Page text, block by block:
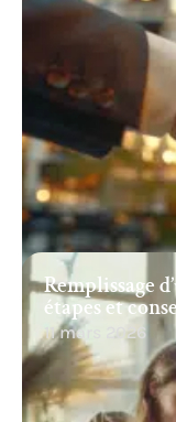
Remplissage
étapes et
11 mars 2026